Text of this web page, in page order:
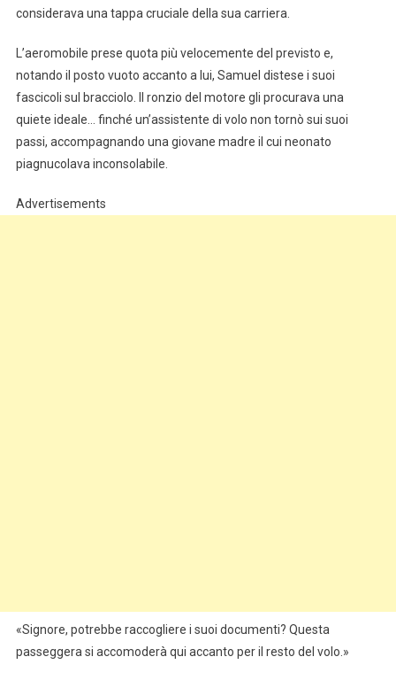
considerava una tappa cruciale della sua carriera.
L’aeromobile prese quota più velocemente del previsto e,
notando il posto vuoto accanto a lui, Samuel distese i suoi
fascicoli sul bracciolo. Il ronzio del motore gli procurava una
quiete ideale… finché un’assistente di volo non tornò sui suoi
passi, accompagnando una giovane madre il cui neonato
piagnucolava inconsolabile.
Advertisements
«Signore, potrebbe raccogliere i suoi documenti? Questa
passeggera si accomoderà qui accanto per il resto del volo.»